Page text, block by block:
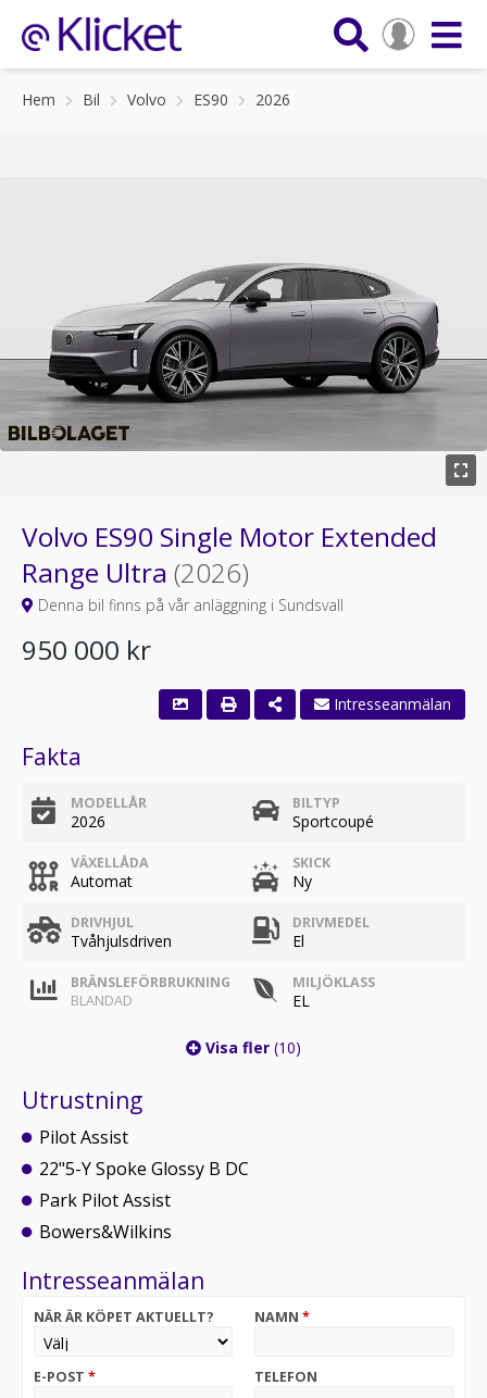
Hem Bil Volvo ES90 2026
Volvo ES90 Single Motor Extended
Range Ultra (2026)
Denna bil finns på vår anläggning i Sundsvall
950 000 kr
Intresseanmälan
Fakta
MODELLÅR
2026
BILTYP
Sportcoupé
VÄXELLÅDA
Automat
SKICK
Ny
DRIVHJUL
Tvåhjulsdriven
DRIVMEDEL
El
BRÄNSLEFÖRBRUKNING
BLANDAD
MILJÖKLASS
EL
Visa fler (10)
Utrustning
Pilot Assist
22"5-Y Spoke Glossy B DC
Park Pilot Assist
Bowers&Wilkins
Intresseanmälan
NÄR ÄR KÖPET AKTUELLT? NAMN *
E-POST * TELEFON